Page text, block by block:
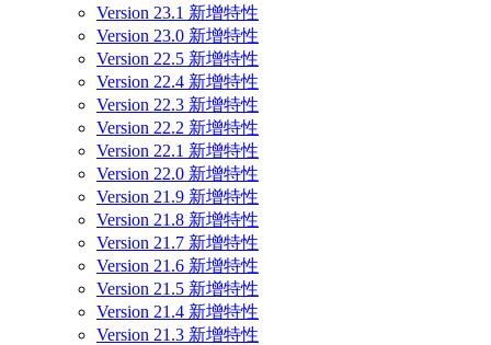
Version 23.1 新增特性
Version 23.0 新增特性
Version 22.5 新增特性
Version 22.4 新增特性
Version 22.3 新增特性
Version 22.2 新增特性
Version 22.1 新增特性
Version 22.0 新增特性
Version 21.9 新增特性
Version 21.8 新增特性
Version 21.7 新增特性
Version 21.6 新增特性
Version 21.5 新增特性
Version 21.4 新增特性
Version 21.3 新增特性